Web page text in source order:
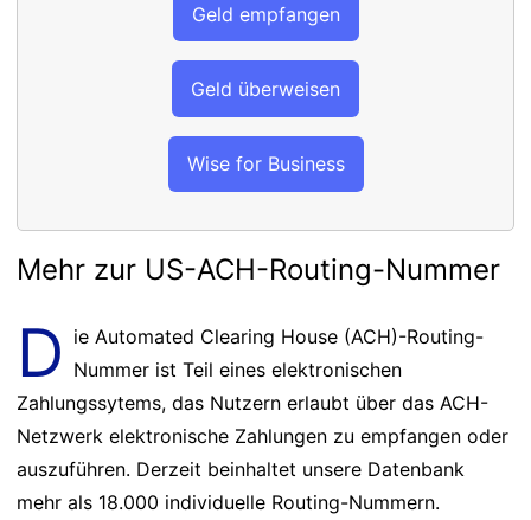
Geld empfangen
Geld überweisen
Wise for Business
Mehr zur US-ACH-Routing-Nummer
D ie Automated Clearing House (ACH)-Routing-
Nummer ist Teil eines elektronischen
Zahlungssytems, das Nutzern erlaubt über das ACH-
Netzwerk elektronische Zahlungen zu empfangen oder
auszuführen. Derzeit beinhaltet unsere Datenbank
mehr als 18.000 individuelle Routing-Nummern.